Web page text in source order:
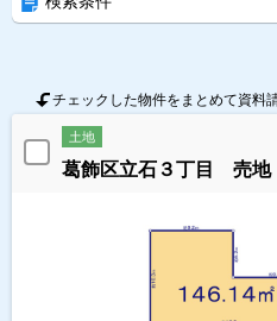
チェックした物件をまとめて資料
土地
葛飾区立石３丁目 売